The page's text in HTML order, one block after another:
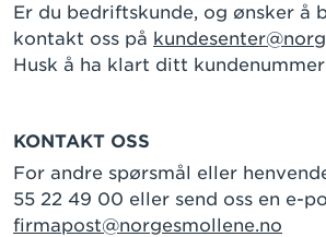
Er du bedriftskunde, og ønsker å
kontakt oss på
Husk å ha klart ditt
KONTAKT OSS
For andre spørsmål eller
55 22 49 00 eller send oss en e-
firmapost@norgesmollene.no